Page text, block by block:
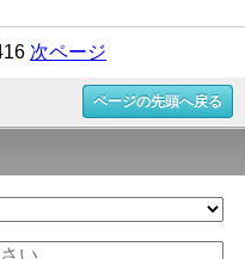
次ページ
ページの先頭へ戻る